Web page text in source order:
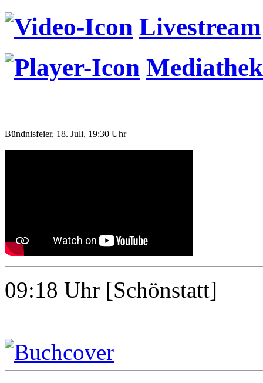
Livestream
Mediathek
Bündnisfeier, 18. Juli, 19:30 Uhr
09:18 Uhr [Schönstatt]